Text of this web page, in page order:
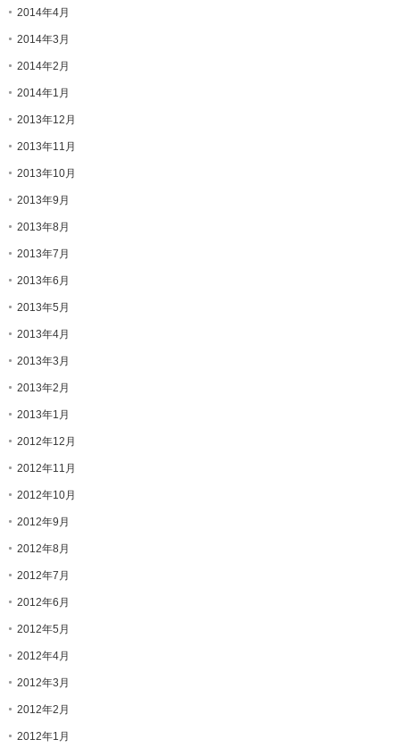
2014年4月
2014年3月
2014年2月
2014年1月
2013年12月
2013年11月
2013年10月
2013年9月
2013年8月
2013年7月
2013年6月
2013年5月
2013年4月
2013年3月
2013年2月
2013年1月
2012年12月
2012年11月
2012年10月
2012年9月
2012年8月
2012年7月
2012年6月
2012年5月
2012年4月
2012年3月
2012年2月
2012年1月